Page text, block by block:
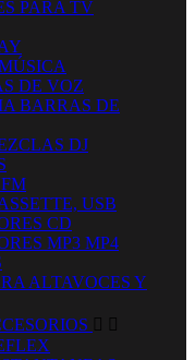
PARA TV
DE VOZ
BARRAS DE
DJ
USB
CD
MP3 MP4
ALTAVOCES Y
 